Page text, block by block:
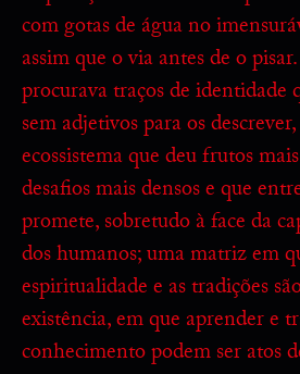
com gotas de água no
assim que o via antes de o
procurava traços de identidade
sem adjetivos para os
ecossistema que deu frutos
desafios mais densos e que
promete, sobretudo à face da
dos humanos; uma matriz em
espiritualidade e as tradições
existência, em que aprender e
conhecimento podem ser atos